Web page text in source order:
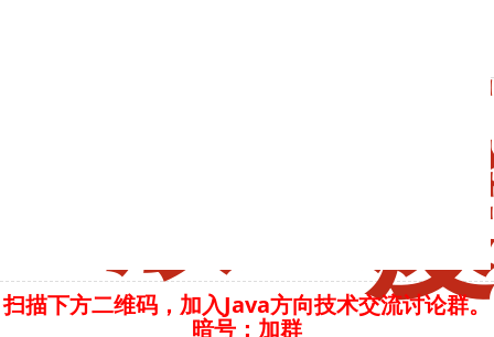
6.
每
次
上
下一
篇：稳
定性保
障，如
何慢慢
放量灰
度
扫描下方二维码，加入Java方向技术交流讨论群。
暗号：加群